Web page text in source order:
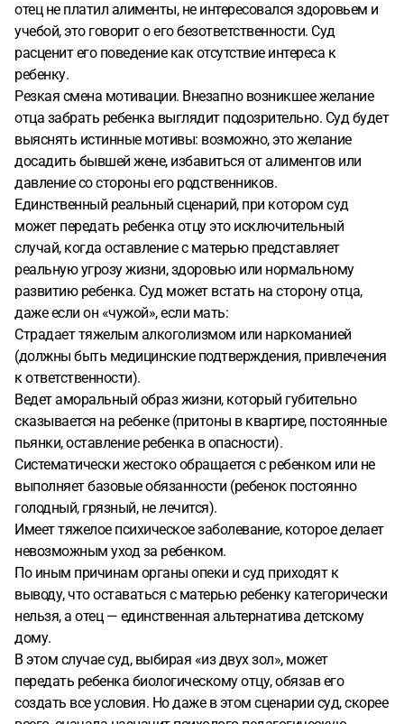
отец не платил алименты, не интересовался здоровьем и
учебой, это говорит о его безответственности. Суд
расценит его поведение как отсутствие интереса к
ребенку.
Резкая смена мотивации. Внезапно возникшее желание
отца забрать ребенка выглядит подозрительно. Суд будет
выяснять истинные мотивы: возможно, это желание
досадить бывшей жене, избавиться от алиментов или
давление со стороны его родственников.
Единственный реальный сценарий, при котором суд
может передать ребенка отцу это исключительный
случай, когда оставление с матерью представляет
реальную угрозу жизни, здоровью или нормальному
развитию ребенка. Суд может встать на сторону отца,
даже если он «чужой», если мать:
Страдает тяжелым алкоголизмом или наркоманией
(должны быть медицинские подтверждения, привлечения
к ответственности).
Ведет аморальный образ жизни, который губительно
сказывается на ребенке (притоны в квартире, постоянные
пьянки, оставление ребенка в опасности).
Систематически жестоко обращается с ребенком или не
выполняет базовые обязанности (ребенок постоянно
голодный, грязный, не лечится).
Имеет тяжелое психическое заболевание, которое делает
невозможным уход за ребенком.
По иным причинам органы опеки и суд приходят к
выводу, что оставаться с матерью ребенку категорически
нельзя, а отец — единственная альтернатива детскому
дому.
В этом случае суд, выбирая «из двух зол», может
передать ребенка биологическому отцу, обязав его
создать все условия. Но даже в этом сценарии суд, скорее